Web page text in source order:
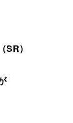
）